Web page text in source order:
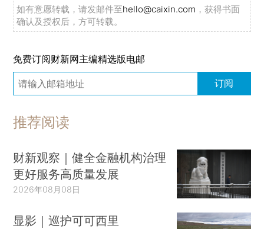
如有意愿转载，请发邮件至hello@caixin.com ，获得书面
确认及授权后，方可转载。
免费订阅财新网主编精选版电邮
订阅
推荐阅读
财新观察｜健全金融机构治理
更好服务高质量发展
2026年08月08日
显影｜巡护可可西里